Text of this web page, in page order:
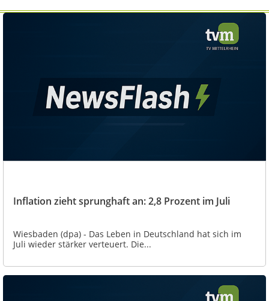
Inflation zieht sprunghaft an: 2,8 Prozent im Juli
Wiesbaden (dpa) - Das Leben in Deutschland hat sich im
Juli wieder stärker verteuert. Die...